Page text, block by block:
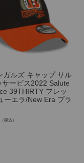
ガルズ キャップ サル
サービス2022 Salute
39THIRTY フレッ
ーエラ/New Era ブラ
（税込）